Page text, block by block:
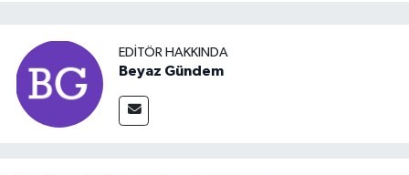
EDITÖR HAKKINDA
Beyaz Gündem